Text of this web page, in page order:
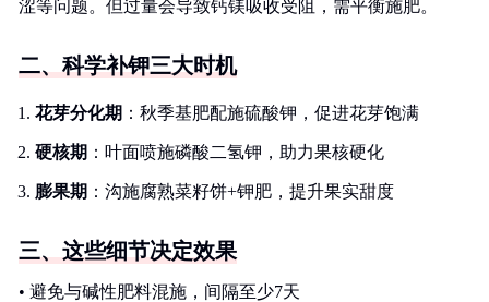
涩等问题。但过量会导致钙镁吸收受阻，需平衡施肥。
二、科学补钾三大时机
花芽分化期 ：秋季基肥配施硫酸钾，促进花芽饱满
硬核期 ：叶面喷施磷酸二氢钾，助力果核硬化
膨果期 ：沟施腐熟菜籽饼+钾肥，提升果实甜度
三、这些细节决定效果
• 避免与碱性肥料混施，间隔至少7天